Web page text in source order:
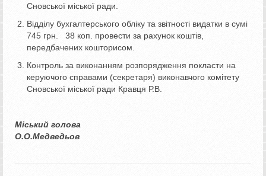
Сновської міської ради.
Відділу бухгалтерського обліку та звітності видатки в сумі
745 грн. 38 коп. провести за рахунок коштів,
передбачених кошторисом.
Контроль за виконанням розпорядження покласти на
керуючого справами (секретаря) виконавчого комітету
Сновської міської ради Кравця Р.В.
Міський голова
О.О.Медведьов